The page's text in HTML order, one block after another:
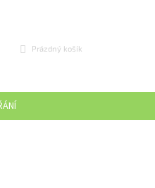
NÁKUPNÍ
Prázdný košík